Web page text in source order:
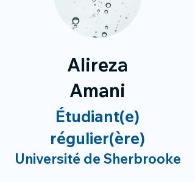
Alireza
Amani
Étudiant(e)
régulier(ère)
Université de Sherbrooke